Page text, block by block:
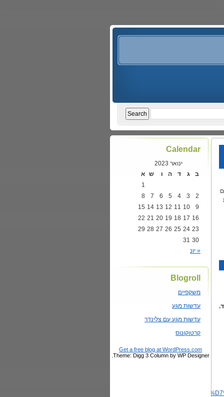
//www.kolhair.co.il/
Calendar
ינואר 2023
ב
ג ד ה ו ש א
1
2
3
4
5
6
7
8
9
10
11
12
13
14
15
16
17
18
19
20
21
22
23
24
25
26
27
28
29
30
31
« יונ
Blogroll
משקפיים
עדשות מגע
עדשות מגע עם צלינדר
קרטוקונוס
Get a free blog at WordPress.com
Theme: Digg 3 Column by WP Designer.